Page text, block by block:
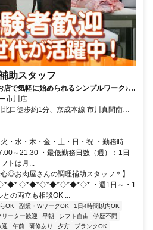
助スタッフ
店で気軽に始められるシンプルワーク♪初
歴書不要＞
市川店
口徒歩約1分、京成本線 市川真間南口
歩約15分 総武線市川駅から徒歩0分
・水・木・金・土・日・祝 ・勤務時
～21:30 ・最低勤務日数（週）：1日
トは月...
◎お肉屋さんの調理補助スタッフ＊】
◇*◆*◇*◆*◇*◆*◇* ・週1日～・1
の両立も相談OK ...
OK 副業・WワークOK
1日4時間以内OK
リーター歓迎 早朝 シフト自由
学歴不問
迎 午前 研修あり 夕方
ブランクOK